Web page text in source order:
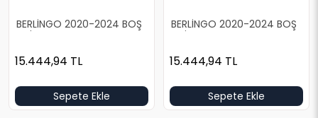
BERLİNGO 2020-2024 BOŞ
GRİ SOL ARKA KAPI
15.444,94 TL
Sepete Ekle
BERLİNGO 2020-2024 BOŞ
GRİ SOL ARKA KAPI
15.444,94 TL
Sepete Ekle